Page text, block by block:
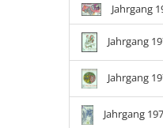
Jahrgang
Jahrgang
Jahrgang
Jahrgang